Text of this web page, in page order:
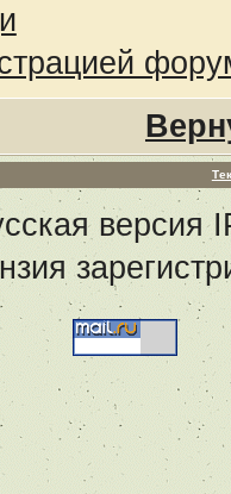
версия